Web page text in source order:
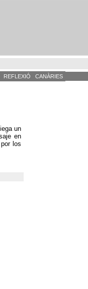
REFLEXIÓ CANÀRIES
un
en
los